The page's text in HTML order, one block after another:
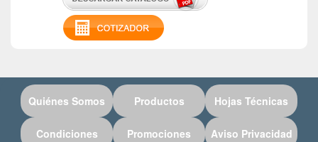
Quiénes Somos Productos Hojas Técnicas
Condiciones Promociones Aviso Privacidad